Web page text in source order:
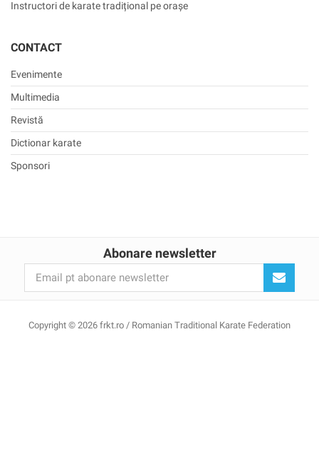
Instructori de karate tradițional pe orașe
CONTACT
Evenimente
Multimedia
Revistă
Dictionar karate
Sponsori
Abonare newsletter
Copyright © 2026 frkt.ro / Romanian Traditional Karate Federation